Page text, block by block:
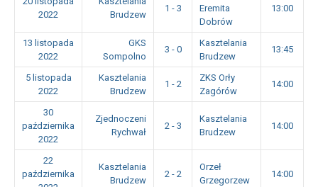
2022
Brudzew
1 - 3
Eremita
Dobrów
13:00
13 listopada
2022
GKS
Sompolno
3 - 0
Kasztelania
Brudzew
13:45
5 listopada
2022
Kasztelania
Brudzew
1 - 2
ZKS Orły
Zagórów
14:00
30
października
2022
Zjednoczeni
Rychwał
2 - 3
Kasztelania
Brudzew
14:00
22
października
Kasztelania
Brudzew
2 - 2
Orzeł
Grzegorzew
14:00